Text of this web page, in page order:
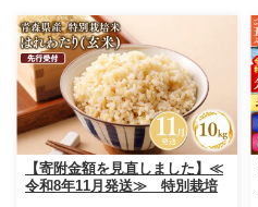
【寄附金額を見直しました】≪
令和8年11月発送≫ 特別栽培